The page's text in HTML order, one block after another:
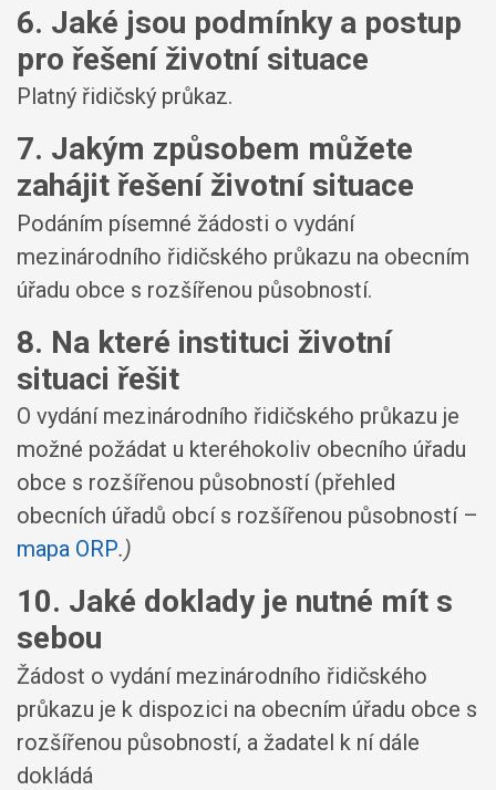
6. Jaké jsou podmínky a postup
pro řešení životní situace
Platný řidičský průkaz.
7. Jakým způsobem můžete
zahájit řešení životní situace
Podáním písemné žádosti o vydání
mezinárodního řidičského průkazu na obecním
úřadu obce s rozšířenou působností.
8. Na které instituci životní
situaci řešit
O vydání mezinárodního řidičského průkazu je
možné požádat u kteréhokoliv obecního úřadu
obce s rozšířenou působností (přehled
obecních úřadů obcí s rozšířenou působností –
mapa ORP.)
10. Jaké doklady je nutné mít s
sebou
Žádost o vydání mezinárodního řidičského
průkazu je k dispozici na obecním úřadu obce s
rozšířenou působností, a žadatel k ní dále
dokládá